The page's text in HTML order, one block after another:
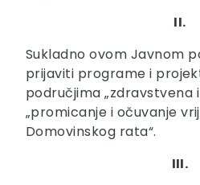
II.
Sukladno ovom Javnom
prijaviti programe i
područjima „zdravstvena
„promicanje i očuvanje
Domovinskog rata“.
III.